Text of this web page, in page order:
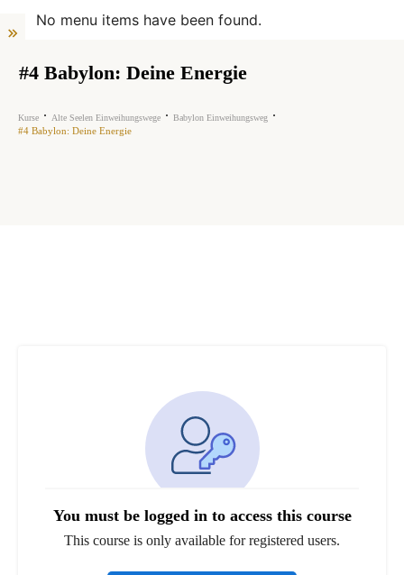
No menu items have been found.
#4 Babylon: Deine Energie
Kurse Alte Seelen Einweihungswege Babylon Einweihungsweg
#4 Babylon: Deine Energie
You must be logged in to access this course
This course is only available for registered users.